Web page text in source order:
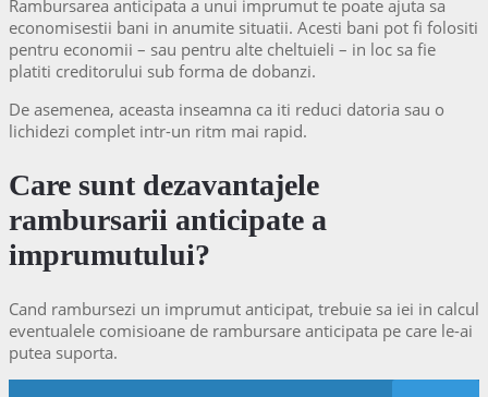
Rambursarea anticipata a unui imprumut te poate ajuta sa
economisestii bani in anumite situatii. Acesti bani pot fi folositi
pentru economii – sau pentru alte cheltuieli – in loc sa fie
platiti creditorului sub forma de dobanzi.
De asemenea, aceasta inseamna ca iti reduci datoria sau o
lichidezi complet intr-un ritm mai rapid.
Care sunt dezavantajele
rambursarii anticipate a
imprumutului?
Cand rambursezi un imprumut anticipat, trebuie sa iei in calcul
eventualele comisioane de rambursare anticipata pe care le-ai
putea suporta.